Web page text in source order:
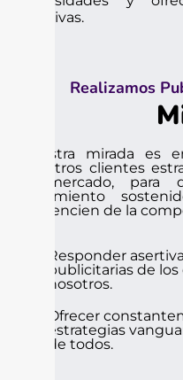
asertivas.
Realizamos
Nuestra mirada es
nuestros clientes
al mercado, para
crecimiento
diferencien de la
Responder
publicitarias de
nosotros.
Ofrecer
estrategias
de todos.